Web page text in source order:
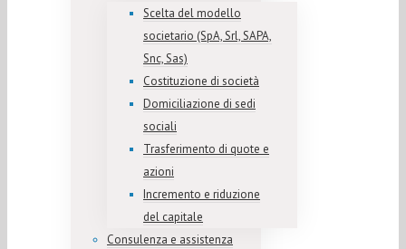
Scelta del modello
societario (SpA, Srl, SAPA,
Snc, Sas)
Costituzione di società
Domiciliazione di sedi
sociali
Trasferimento di quote e
azioni
Incremento e riduzione
del capitale
Consulenza e assistenza